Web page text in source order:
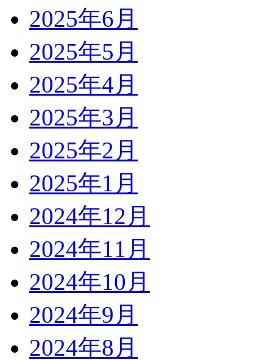
2025年6月
2025年5月
2025年4月
2025年3月
2025年2月
2025年1月
2024年12月
2024年11月
2024年10月
2024年9月
2024年8月